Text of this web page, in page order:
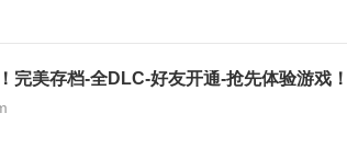
完美存档-全DLC-好友开通-抢先体验游戏！